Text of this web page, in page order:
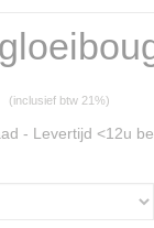
(inclusief btw 21%)
- Levertijd <12u